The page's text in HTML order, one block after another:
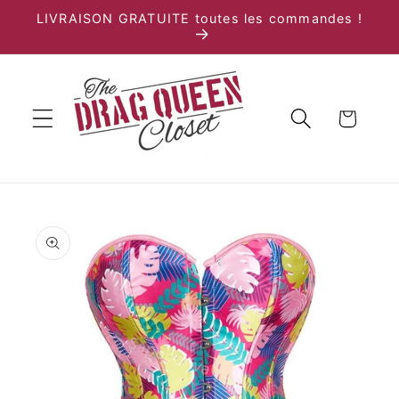
passer
LIVRAISON GRATUITE toutes les commandes !
Panier
informations
produits